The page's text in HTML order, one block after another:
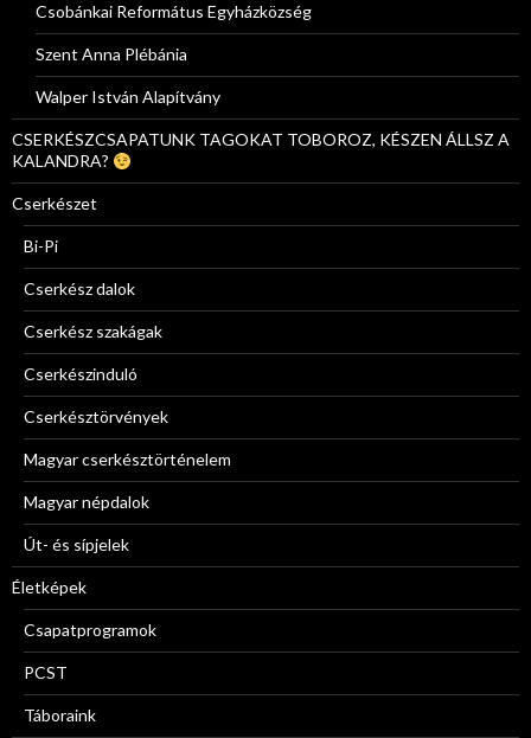
Csobánkai Református Egyházközség
Szent Anna Plébánia
Walper István Alapítvány
CSERKÉSZCSAPATUNK TAGOKAT TOBOROZ, KÉSZEN ÁLLSZ A
KALANDRA?
Cserkészet
Bi-Pi
Cserkész dalok
Cserkész szakágak
Cserkészinduló
Cserkésztörvények
Magyar cserkésztörténelem
Magyar népdalok
Út- és sípjelek
Életképek
Csapatprogramok
PCST
Táboraink